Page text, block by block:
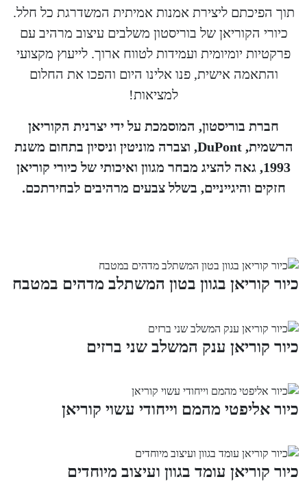
תוך הפיכתם ליצירת אמנות אמיתית המשדרגת כל חלל.
כיורי הקוריאן של בוריסטון משלבים עיצוב מרהיב עם
פרקטיות יומיומית ועמידות לטווח ארוך. לייעוץ מקצועי
והתאמה אישית, פנו אלינו היום והפכו את החלום
למציאות!
חברת בוריסטון, המוסמכת על ידי יצרנית הקוריאן
הרשמית, DuPont, וצברה מוניטין וניסיון בתחום משנת
1993, גאה להציג מבחר מגוון ואיכותי של כיורי קוריאן
חזקים והיגייניים, בשלל צבעים מרהיבים לבחירתכם.
כיור קוריאן בגוון בטון המשתלב מדהים במטבח
כיור קוריאן ענק המשלב שני ברזים
כיור אליפטי מהמם וייחודי עשוי קוריאן
כיור קוריאן עומד בגוון ועיצוב מיוחדים